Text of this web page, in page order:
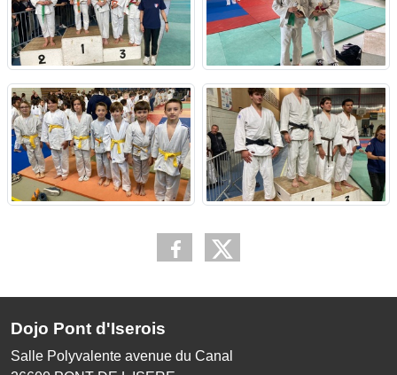
Dojo Pont d'Iserois
Salle Polyvalente avenue du Canal